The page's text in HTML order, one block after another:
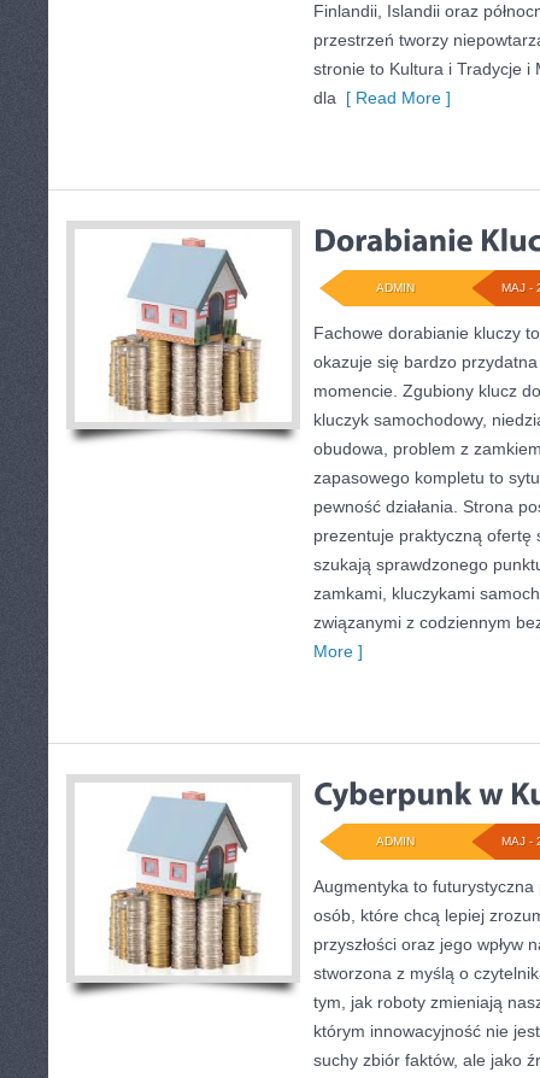
Finlandii, Islandii oraz
przestrzeń tworzy
stronie to Kultura i Tradycje i
dla [ Read More ]
MAJ -
ADMIN
Fachowe dorabianie kluczy
okazuje się bardzo
momencie. Zgubiony klucz
kluczyk samochodowy,
obudowa, problem z
zapasowego kompletu to
pewność działania. Strona
prezentuje praktyczną ofertę
szukają sprawdzonego
zamkami, kluczykami
związanymi z codziennym
More ]
MAJ -
ADMIN
Augmentyka to
osób, które chcą lepiej
przyszłości oraz jego wpływ
stworzona z myślą o
tym, jak roboty zmieniają
którym innowacyjność nie
suchy zbiór faktów, ale jako